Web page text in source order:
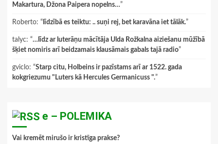
Makartura, Džona Paipera nopelns…”
Roberto: “ līdzībā es teiktu: .. suņi rej, bet karavāna iet tālāk.”
talyc: “…līdz ar luterāņu mācītāja Ulda Rožkalna aiziešanu mūžībā
šķiet nomiris arī beidzamais klausāmais gabals tajā radio”
gviclo: “Starp citu, Holbeins ir pazīstams arī ar 1522. gada
kokgriezumu "Luters kā Hercules Germanicuss ".”
e – POLEMIKA
Vai kremēt mirušo ir kristīga prakse?